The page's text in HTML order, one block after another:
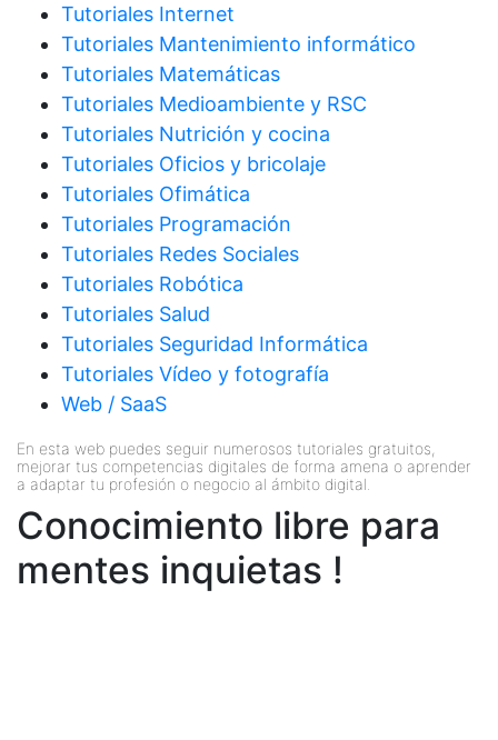
Tutoriales Internet
Tutoriales Mantenimiento informático
Tutoriales Matemáticas
Tutoriales Medioambiente y RSC
Tutoriales Nutrición y cocina
Tutoriales Oficios y bricolaje
Tutoriales Ofimática
Tutoriales Programación
Tutoriales Redes Sociales
Tutoriales Robótica
Tutoriales Salud
Tutoriales Seguridad Informática
Tutoriales Vídeo y fotografía
Web / SaaS
En esta web puedes seguir numerosos tutoriales gratuitos,
mejorar tus competencias digitales de forma amena o aprender
a adaptar tu profesión o negocio al ámbito digital.
Conocimiento libre para
mentes inquietas !